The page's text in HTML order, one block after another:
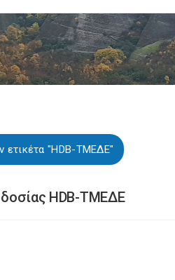
ετικέτα "HDB-ΤΜΕΔΕ"
HDB-ΤΜΕΔΕ